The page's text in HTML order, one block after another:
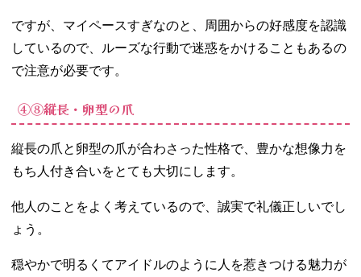
ですが、マイペースすぎなのと、周囲からの好感度を認識
しているので、ルーズな行動で迷惑をかけることもあるの
で注意が必要です。
④⑧縦長・卵型の爪
縦長の爪と卵型の爪が合わさった性格で、豊かな想像力を
もち人付き合いをとても大切にします。
他人のことをよく考えているので、誠実で礼儀正しいでし
ょう。
穏やかで明るくてアイドルのように人を惹きつける魅力が